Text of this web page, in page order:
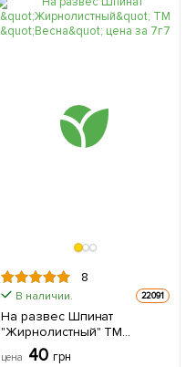
8
В наличии. 22091
На развес Шпинат
"Жирнолистный" ТМ
"Весна" цена за 7г
цена 40 грн